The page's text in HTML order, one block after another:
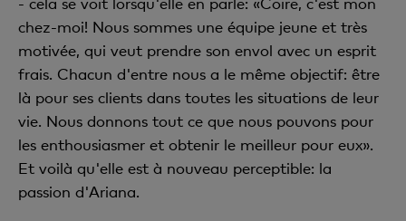
chez-moi! Nous sommes une équipe jeune et très
motivée, qui veut prendre son envol avec un esprit
frais. Chacun d'entre nous a le même objectif: être
là pour ses clients dans toutes les situations de leur
vie. Nous donnons tout ce que nous pouvons pour
les enthousiasmer et obtenir le meilleur pour eux».
Et voilà qu'elle est à nouveau perceptible: la
passion d'Ariana.